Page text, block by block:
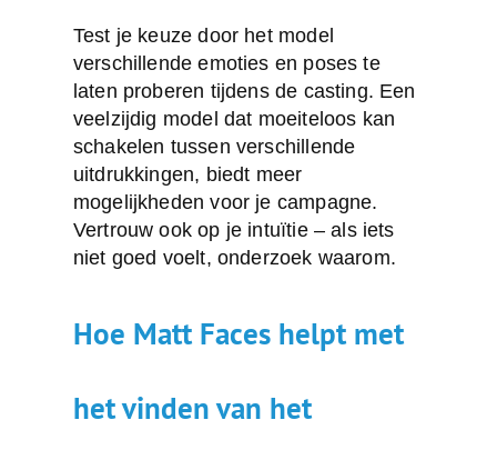
Test je keuze door het model
verschillende emoties en poses te
laten proberen tijdens de casting. Een
veelzijdig model dat moeiteloos kan
schakelen tussen verschillende
uitdrukkingen, biedt meer
mogelijkheden voor je campagne.
Vertrouw ook op je intuïtie – als iets
niet goed voelt, onderzoek waarom.
Hoe Matt Faces helpt met
het vinden van het